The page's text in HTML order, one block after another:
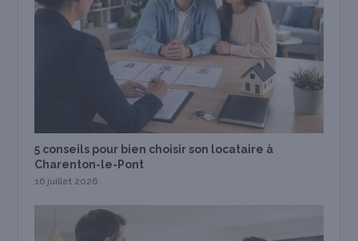
5 conseils pour bien choisir son locataire à
Charenton-le-Pont
16 juillet 2026